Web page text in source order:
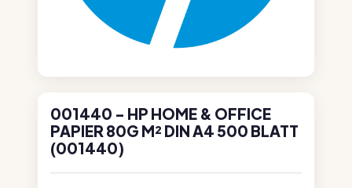
001440 - HP HOME & OFFICE
PAPIER 80G M² DIN A4 500 BLATT
(001440)